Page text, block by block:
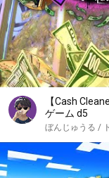
【Cash
ゲーム d5
ぼんじゅうる /